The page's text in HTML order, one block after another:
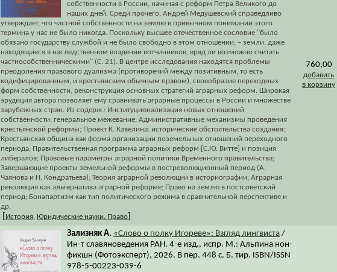
собственности в России, начиная с реформ Петра Великого до
наших дней. Среди прочего, Андрей Медушевский справедливо
утверждает, что частной собственности на землю в привычном понимании этого
термина у нас не было никогда. Поскольку высшее отечественное сословие "было
обязано государству службой и не было свободно в этом отношении, – земли, даже
находящиеся в наследственном владении вотчинников, вряд ли возможно считать
частнособственническими" (С. 21). В центре исследования находятся проблемы
преодоления правового дуализма (противоречий между позитивным, то есть
кодифицированным, и крестьянским обычным правом), своеобразие переходных
форм собственности, реконструкция основных стратегий аграрных реформ. Широкая
эрудиция автора позволяет ему сравнивать аграрные процессы в России и множестве
зарубежных стран. Из содерж.: Институционализация новых отношений
собственности: генеральное межевание; Административные механизмы проведения
крестьянской реформы; Проект К. Кавелина: исторические обстоятельства создания;
Крестьянская община как форма организации поземельных отношений переходного
периода; Правительственная программа аграрных реформ [С.Ю. Витте] и позиция
либералов; Правовые параметры аграрной политики Временного правительства;
Завершающие проекты земельной реформы в постреволюционный период (А.
Чаянова и Н. Кондратьева); Теория аграрной революции в историографии; Аграрная
революция как альтернатива аграрной реформе; Право на землю в постсоветский
период; Бонапартизм как тип политического режима в сравнительной перспективе и
др.
История, Юридические науки. Право
760,00
добавить
в корзину
Зализняк А. «Слово о полку Игореве»: Взгляд лингвиста /
Ин-т славяноведения РАН. 4-е изд., испр. М.: Альпина нон-
фикшн (Фотоэксперт), 2026. В пер. 448 с. Б. тир. ISBN/ISSN
978-5-00223-039-6